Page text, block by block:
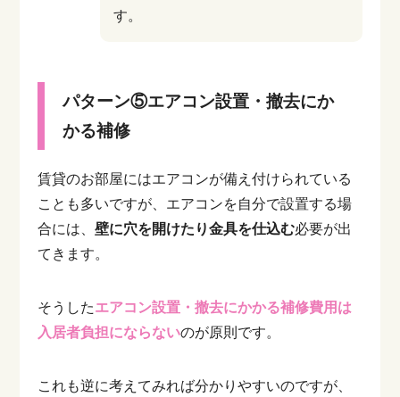
す。
パターン⑤エアコン設置・撤去にか
かる補修
賃貸のお部屋にはエアコンが備え付けられている
ことも多いですが、エアコンを自分で設置する場
合には、壁に穴を開けたり金具を仕込む必要が出
てきます。
そうしたエアコン設置・撤去にかかる補修費用は
入居者負担にならないのが原則です。
これも逆に考えてみれば分かりやすいのですが、